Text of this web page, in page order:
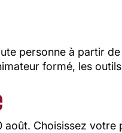
personne à partir
formé, les
août. Choisissez